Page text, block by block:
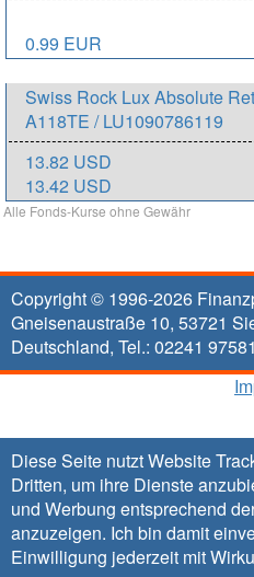
Diese Seite nutzt Website
Dritten, um ihre Dienste
und Werbung entsprechend
anzuzeigen. Ich bin damit
Einwilligung jederzeit mit
0.99 EUR
Swiss Rock Lux Absolute
A118TE / LU1090786119
13.82 USD
13.42 USD
Alle Fonds-Kurse ohne Gewähr
Copyright © 1996-2026
Gneisenaustraße 10, 53721
Deutschland, Tel.: 02241